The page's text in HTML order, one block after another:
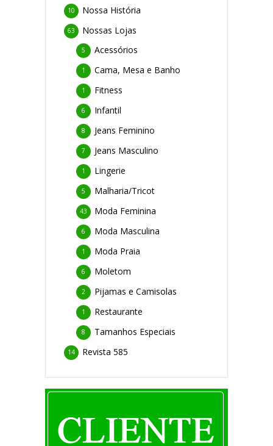
Nossa História
10
Nossas Lojas
63
Acessórios
5
Cama, Mesa e Banho
1
Fitness
1
Infantil
6
Jeans Feminino
8
Jeans Masculino
7
Lingerie
1
Malharia/Tricot
5
Moda Feminina
43
Moda Masculina
6
Moda Praia
1
Moletom
6
Pijamas e Camisolas
2
Restaurante
1
Tamanhos Especiais
8
Revista 585
14